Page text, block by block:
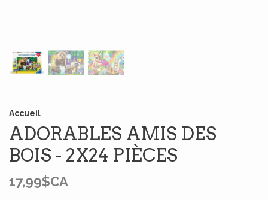
Accueil
ADORABLES AMIS DES
BOIS - 2X24 PIÈCES
17,99$CA